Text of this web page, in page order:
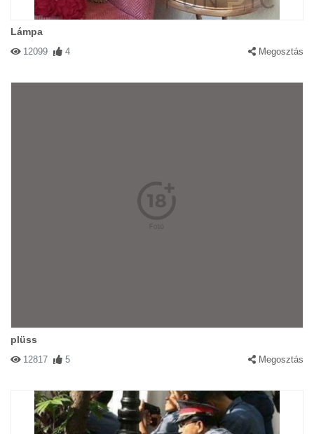
Lámpa
12099 4 Megosztás
plüss
12817 5 Megosztás